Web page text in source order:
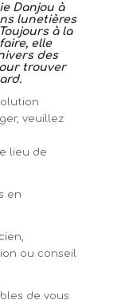
Danjou à
lunetières
à la
elle
des
trouver
veuillez
lieu de
en
ou conseil
de vous